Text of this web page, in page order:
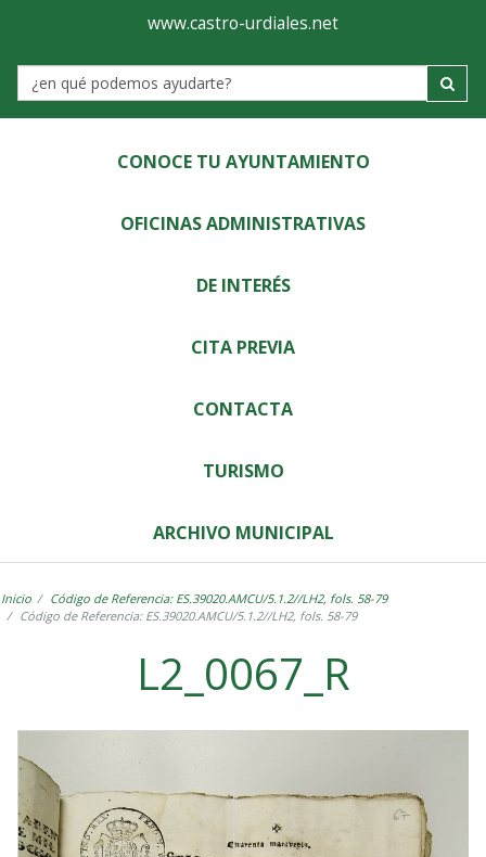
Ayuntamiento
de
Castro-
Urdiales
www.castro-urdiales.net
Label
CONOCE TU AYUNTAMIENTO
OFICINAS ADMINISTRATIVAS
DE INTERÉS
CITA PREVIA
CONTACTA
TURISMO
ARCHIVO MUNICIPAL
Inicio
Código de Referencia: ES.39020.AMCU/5.1.2//LH2, fols. 58-79
Código de Referencia: ES.39020.AMCU/5.1.2//LH2, fols. 58-79
L2_0067_R